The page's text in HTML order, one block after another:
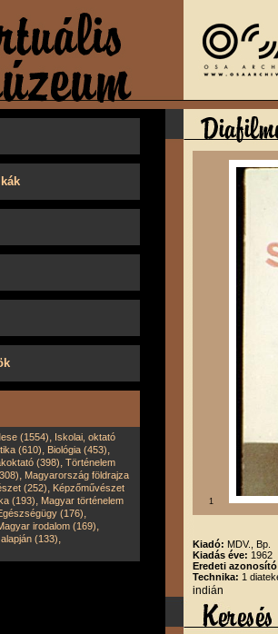
(1554), Iskolai, oktató
(610), Biológia (453),
(398), Történelem
, Magyarország földrajza
(252), Képzőművészet
(193), Magyar történelem
(176),
irodalom (169),
(133),
1
Kiadó: MDV., Bp.
Kiadás éve: 1962
Eredeti
Technika: 1
indián